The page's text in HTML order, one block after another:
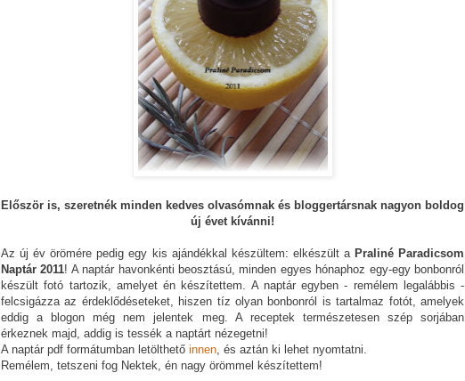
Először is, szeretnék minden kedves olvasómnak és bloggertársnak nagyon boldog
új évet kívánni!
Az új év örömére pedig egy kis ajándékkal készültem: elkészült a Praliné Paradicsom
Naptár 2011! A naptár havonkénti beosztású, minden egyes hónaphoz egy-egy bonbonról
készült fotó tartozik, amelyet én készítettem. A naptár egyben - remélem legalábbis -
felcsigázza az érdeklődéseteket, hiszen tíz olyan bonbonról is tartalmaz fotót, amelyek
eddig a blogon még nem jelentek meg. A receptek természetesen szép sorjában
érkeznek majd, addig is tessék a naptárt nézegetni!
A naptár pdf formátumban letölthető innen, és aztán ki lehet nyomtatni.
Remélem, tetszeni fog Nektek, én nagy örömmel készítettem!